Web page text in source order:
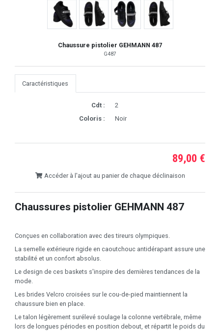
Chaussure pistolier GEHMANN 487
G487
Caractéristiques
Cdt :
2
Coloris :
Noir
89,00 €
Accéder à l'ajout au panier de chaque déclinaison
Chaussures pistolier GEHMANN 487
Conçues en collaboration avec des tireurs olympiques.
La semelle extérieure rigide en caoutchouc antidérapant assure une
stabilité et un confort absolus.
Le design de ces baskets s'inspire des dernières tendances de la
mode.
Les brides Velcro croisées sur le cou-de-pied maintiennent la
chaussure bien en place.
Le talon légèrement surélevé soulage la colonne vertébrale, même
lors de longues périodes en position debout, et répartit le poids du